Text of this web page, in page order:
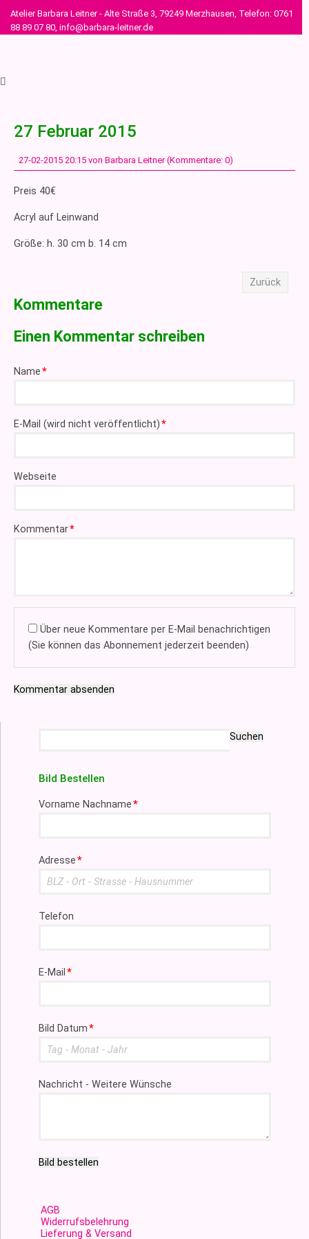
Atelier Barbara Leitner - Alte Straße 3, 79249 Merzhausen, Telefon: 0761
88 89 07 80, info@barbara-leitner.de
27 Februar 2015
27-02-2015 20:15 von Barbara Leitner (Kommentare: 0)
Preis 40€
Acryl auf Leinwand
Größe: h. 30 cm b. 14 cm
Zurück
Kommentare
Einen Kommentar schreiben
Pflichtfeld
Name*
Pflichtfeld
E-Mail (wird nicht veröffentlicht)*
Webseite
Pflichtfeld
Kommentar*
Über neue Kommentare per E-Mail benachrichtigen
(Sie können das Abonnement jederzeit beenden)
Kommentar absenden
Suchen
Bild Bestellen
Pflichtfeld
Vorname Nachname*
Pflichtfeld
Adresse*
Telefon
Pflichtfeld
E-Mail*
Pflichtfeld
Bild Datum*
Nachricht - Weitere Wünsche
Bild bestellen
AGB
Widerrufsbelehrung
Lieferung & Versand